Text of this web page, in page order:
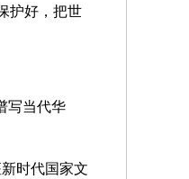
护好，把世
写当代华
时代国家文